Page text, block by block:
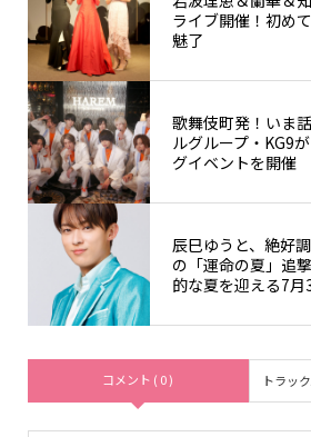
ライブ開催！初め
魅了
歌舞伎町発！いま
ルグループ・KG9
グイベントを開催
辰巳ゆうと、絶好
の「運命の夏」追
的な夏を迎える7月
コメント ( 0 ) トラッ